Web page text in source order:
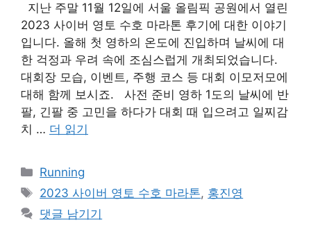
지난 주말 11월 12일에 서울 올림픽 공원에서 열린
2023 사이버 영토 수호 마라톤 후기에 대한 이야기
입니다. 올해 첫 영하의 온도에 진입하며 날씨에 대
한 걱정과 우려 속에 조심스럽게 개최되었습니다.
대회장 모습, 이벤트, 주행 코스 등 대회 이모저모에
대해 함께 보시죠. 사전 준비 영하 1도의 날씨에 반
팔, 긴팔 중 고민을 하다가 대회 때 입으려고 일찌감
치 … 더 읽기
카
테
리
Running
태
그
2023 사이버 영토 수호 마라톤, 홍진영
댓글 남기기